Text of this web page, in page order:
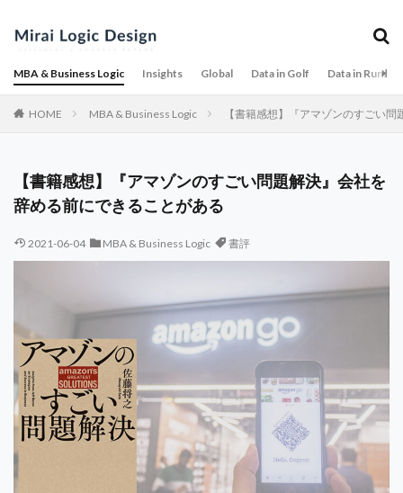
MBA & Business Logic Insights Global Data in Golf Data in
HOME MBA & Business Logic 【書籍感想】『アマゾンのすごい
【書籍感想】『アマゾンのすごい問題解決』会社を
辞める前にできることがある
2021-06-04 MBA & Business Logic 書評